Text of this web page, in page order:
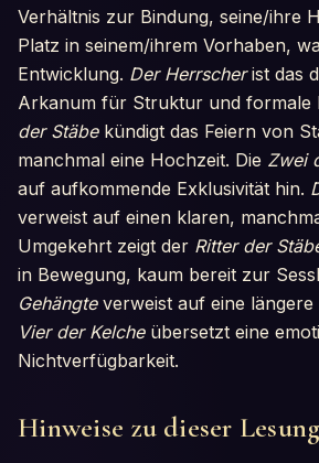
Verhältnis zur Bindung, seine/ihre
Platz in seinem/ihrem Vorhaben,
Entwicklung. Der Herrscherist das
Arkanum für Struktur und formale
der Stäbekündigt das Feiern von
manchmal eine Hochzeit. Die Zwei
auf aufkommende Exklusivität hin.
verweist auf einen klaren,
Umgekehrt zeigt der Ritter der
in Bewegung, kaum bereit zur
Gehängteverweist auf eine längere
Vier der Kelcheübersetzt eine
Nichtverfügbarkeit.
Hinweise zu dieser Lesung